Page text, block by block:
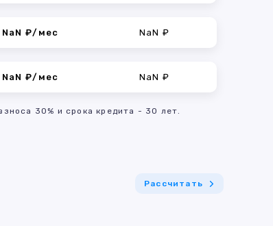
NaN ₽/мес NaN ₽
NaN ₽/мес NaN ₽
30% и срока кредита - 30 лет.
Рассчитать